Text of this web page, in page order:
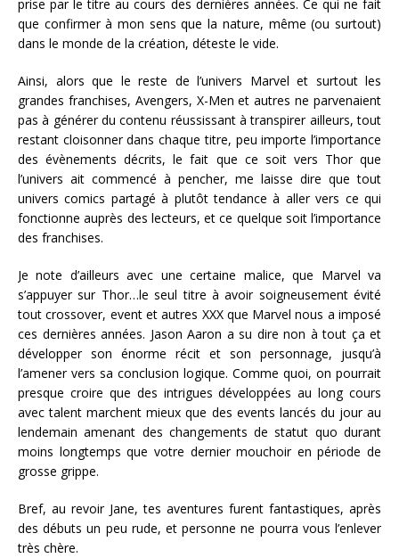
prise par le titre au cours des dernières années. Ce qui ne fait
que confirmer à mon sens que la nature, même (ou surtout)
dans le monde de la création, déteste le vide.
Ainsi, alors que le reste de l’univers Marvel et surtout les
grandes franchises, Avengers, X-Men et autres ne parvenaient
pas à générer du contenu réussissant à transpirer ailleurs, tout
restant cloisonner dans chaque titre, peu importe l’importance
des évènements décrits, le fait que ce soit vers Thor que
l’univers ait commencé à pencher, me laisse dire que tout
univers comics partagé à plutôt tendance à aller vers ce qui
fonctionne auprès des lecteurs, et ce quelque soit l’importance
des franchises.
Je note d’ailleurs avec une certaine malice, que Marvel va
s’appuyer sur Thor…le seul titre à avoir soigneusement évité
tout crossover, event et autres XXX que Marvel nous a imposé
ces dernières années. Jason Aaron a su dire non à tout ça et
développer son énorme récit et son personnage, jusqu’à
l’amener vers sa conclusion logique. Comme quoi, on pourrait
presque croire que des intrigues développées au long cours
avec talent marchent mieux que des events lancés du jour au
lendemain amenant des changements de statut quo durant
moins longtemps que votre dernier mouchoir en période de
grosse grippe.
Bref, au revoir Jane, tes aventures furent fantastiques, après
des débuts un peu rude, et personne ne pourra vous l’enlever
très chère.